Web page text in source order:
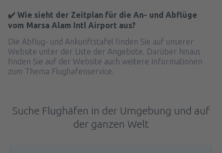
✔️ Wie sieht der Zeitplan für die An- und Abflüge
vom Marsa Alam Intl Airport aus?
Die Abflug- und Ankunftstafel finden Sie auf unserer
Website unter der Liste der Angebote. Darüber hinaus
finden Sie auf der Website auch weitere Informationen
zum Thema Flughafenservice.
Suche Flughäfen in der Umgebung und auf
der ganzen Welt